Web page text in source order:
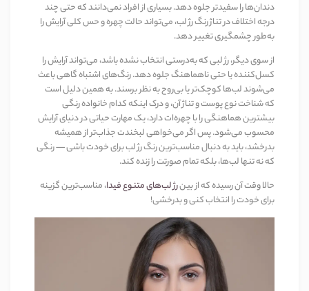
دندان‌ها را سفیدتر جلوه دهد. بسیاری از افراد نمی‌دانند که حتی چند
درجه اختلاف در تناژ رنگ رژ لب، می‌تواند حالت چهره و حس کلی آرایش را
به‌طور چشمگیری تغییر دهد.
از سوی دیگر، رژ لبی که به‌درستی انتخاب نشده باشد، می‌تواند آرایش را
کسل‌کننده یا حتی ناهماهنگ جلوه دهد. رنگ‌های اشتباه گاهی باعث
می‌شوند لب‌ها کوچک‌تر یا بی‌روح به نظر برسند. به همین دلیل است
که شناخت نوع پوست و تناژ آن، و درک اینکه کدام خانواده رنگی
بیشترین هماهنگی را با چهره‌ات دارد، یک مهارت حیاتی در دنیای آرایش
محسوب می‌شود. پس اگر می‌خواهی لبخندت جذاب‌تر از همیشه
بدرخشد، باید به دنبال مناسب‌ترین رنگ رژ لب برای خودت باشی — رنگی
که نه تنها لب‌ها، بلکه تمام صورتت را زنده کند.
حالا وقت آن رسیده که از بینرژ لب‌های متنوع فیدا، مناسب‌ترین گزینه
برای خودت را انتخاب کنی و بدرخشی!